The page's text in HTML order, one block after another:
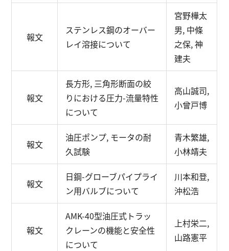
報文
ステンレス鋼のオーバー
レイ溶接について
宮野樺太
男, 中條
之保, 神
建夫
報文
長方形, 三角形断面の絞
りにおける圧力-流量特性
について
高山誠司,
小曾戸博
報文
油圧ポンプ, モータの耐
久試験
青木繁雄,
小林靖夫
報文
日鋼-グローブパイプライ
ン用バルブについて
川本和登,
沖松浩
報文
AMK-40型油圧式トラッ
クレーンの機能と安全性
について
上村栄二,
山路憲平